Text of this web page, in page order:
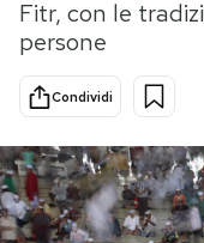
Scienza
Economia
Sport
Fitr, con le
persone
Condividi